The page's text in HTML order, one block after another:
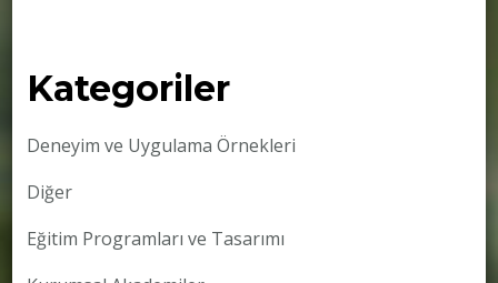
Kategoriler
Deneyim ve Uygulama Örnekleri
Diğer
Eğitim Programları ve Tasarımı